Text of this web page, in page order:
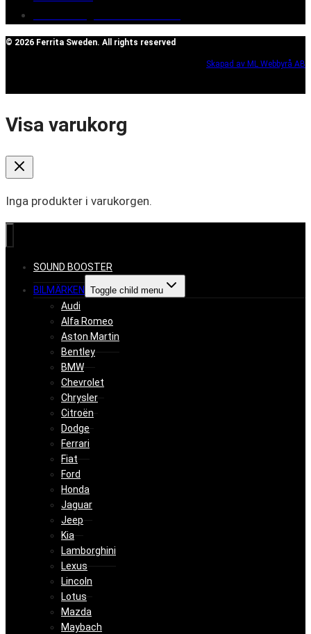
© 2026 Ferrita Sweden. All rights reserved
Skapad av ML Webbyrå AB
Visa varukorg
Inga produkter i varukorgen.
SOUND BOOSTER
BILMÄRKEN Toggle child menu
Audi
Alfa Romeo
Aston Martin
Bentley
BMW
Chevrolet
Chrysler
Citroën
Dodge
Ferrari
Fiat
Ford
Honda
Jaguar
Jeep
Kia
Lamborghini
Lexus
Lincoln
Lotus
Mazda
Maybach